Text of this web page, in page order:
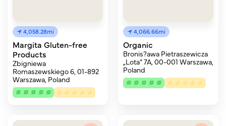
4,058.28mi
Margita Gluten-free
Products
Zbigniewa
Romaszewskiego 6, 01-892
Warszawa, Poland
4,066.66mi
Organic
Bronis?awa Pietraszewicza
„Lota” 7A, 00-001 Warszawa,
Poland